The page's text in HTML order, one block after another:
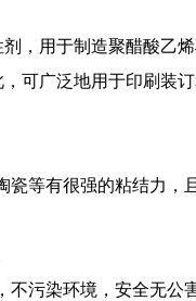
用于制造聚醋酸乙烯
广泛地用于印刷装订
等有很强的粘结力，且
污染环境，安全无公害